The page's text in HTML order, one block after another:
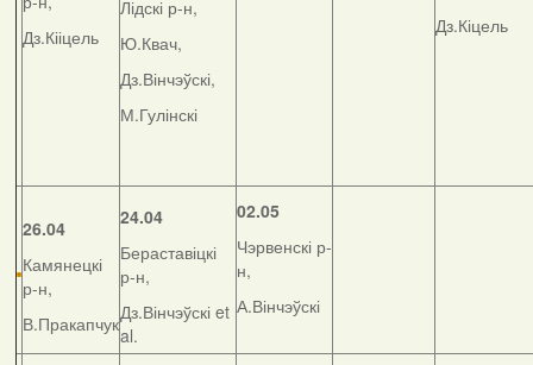
Дз.Кііцель
Лідскі р-н,
Ю.Квач,
Дз.Вінчэўскі,
М.Гулінскі
Дз.Кіцель
26.04
Камянецкі
р-н,
В.Пракапчук
24.04
Бераставіцкі
р-н,
Дз.Вінчэўскі et
al.
02.05
Чэрвенскі р-
н,
А.Вінчэўскі